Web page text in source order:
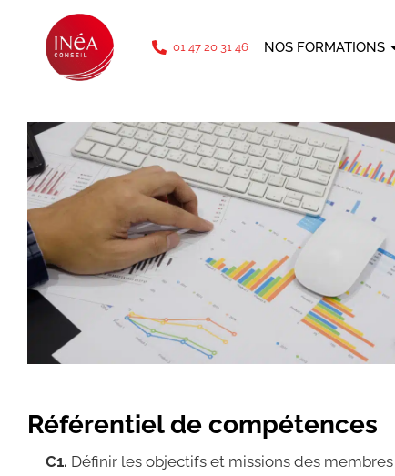
01 47 20 31 46 NOS FORMATIONS
Référentiel de compétences
C1. Définir les objectifs et missions des